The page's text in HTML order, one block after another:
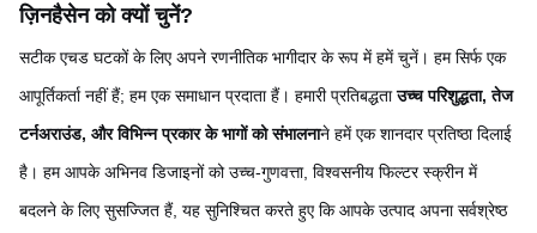
ज़िनहैसेन को क्यों चुनें?
सटीक एचड घटकों के लिए अपने रणनीतिक भागीदार के रूप में हमें चुनें। हम सिर्फ एक
आपूर्तिकर्ता नहीं हैं; हम एक समाधान प्रदाता हैं। हमारी प्रतिबद्धताउच्च परिशुद्धता, तेज
टर्नअराउंड, और विभिन्न प्रकार के भागों को संभालनाने हमें एक शानदार प्रतिष्ठा दिलाई
है। हम आपके अभिनव डिजाइनों को उच्च-गुणवत्ता, विश्वसनीय फिल्टर स्क्रीन में
बदलने के लिए सुसज्जित हैं, यह सुनिश्चित करते हुए कि आपके उत्पाद अपना सर्वश्रेष्ठ